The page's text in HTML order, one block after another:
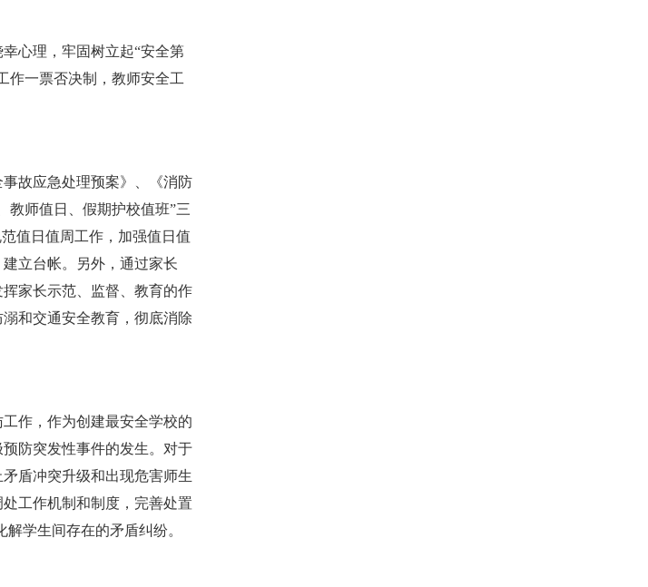
心理，牢固树立起“安全第
作一票否决制，教师安全工
故应急处理预案》、《消防
教师值日、假期护校值班”三
值日值周工作，加强值日值
立台帐。另外，通过家长
家长示范、监督、教育的作
和交通安全教育，彻底消除
作，作为创建最安全学校的
防突发性事件的发生。对于
盾冲突升级和出现危害师生
工作机制和制度，完善处置
学生间存在的矛盾纠纷。